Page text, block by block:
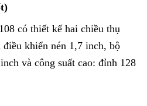
có thiết kế hai chiều thụ
khiển nén 1,7 inch, bộ
và công suất cao: đỉnh 128